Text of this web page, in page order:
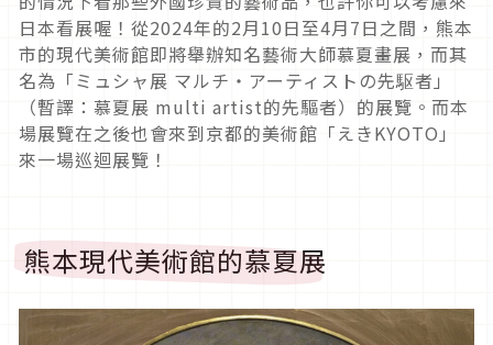
日本看展喔！從2024年的2月10日至4月7日之間，熊本
市的現代美術館即將舉辦知名藝術大師慕夏畫展，而其
名為「ミュシャ展 マルチ・アーティストの先駆者」
（暫譯：慕夏展 multi artist的先驅者）的展覽。而本
場展覽在之後也會來到京都的美術館「えきKYOTO」
來一場巡迴展覽！
熊本現代美術館的慕夏展